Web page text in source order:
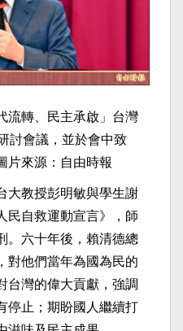
流轉、民主承啟」台灣
討會議，並於會中致
片來源：自由時報
大教授彭明敏與學生謝
民自救運動宣言》，師
。六十年後，賴清德總
對他們當年為國為民的
台灣的偉大貢獻，強調
停止；期盼國人繼續打